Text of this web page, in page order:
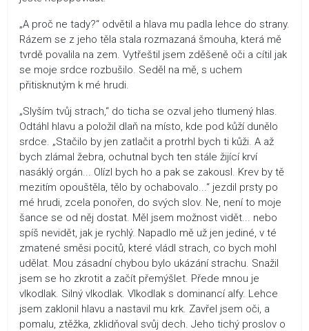
„A proč ne tady?“ odvětil a hlava mu padla lehce do strany.
Rázem se z jeho těla stala rozmazaná šmouha, která mě
tvrdě povalila na zem. Vytřeštil jsem zděšeně oči a cítil jak
se moje srdce rozbušilo. Seděl na mě, s uchem
přitisknutým k mé hrudi.
„Slyším tvůj strach,“ do ticha se ozval jeho tlumený hlas.
Odtáhl hlavu a položil dlaň na místo, kde pod kůží dunělo
srdce. „Stačilo by jen zatlačit a protrhl bych ti kůži. A až
bych zlámal žebra, ochutnal bych ten stále žijící krví
nasáklý orgán... Olízl bych ho a pak se zakousl. Krev by tě
mezitím opouštěla, tělo by ochabovalo...“ jezdil prsty po
mé hrudi, zcela ponořen, do svých slov. Ne, není to moje
šance se od něj dostat. Měl jsem možnost vidět... nebo
spíš nevidět, jak je rychlý. Napadlo mě už jen jediné, v té
zmatené směsi pocitů, které vládl strach, co bych mohl
udělat. Mou zásadní chybou bylo ukázání strachu. Snažil
jsem se ho zkrotit a začít přemýšlet. Přede mnou je
vlkodlak. Silný vlkodlak. Vlkodlak s dominancí alfy. Lehce
jsem zaklonil hlavu a nastavil mu krk. Zavřel jsem oči, a
pomalu, ztěžka, zklidňoval svůj dech. Jeho tichý proslov o